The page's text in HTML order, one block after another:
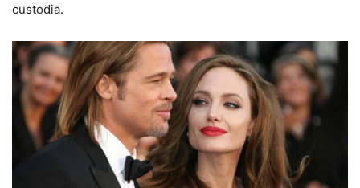
custodia.